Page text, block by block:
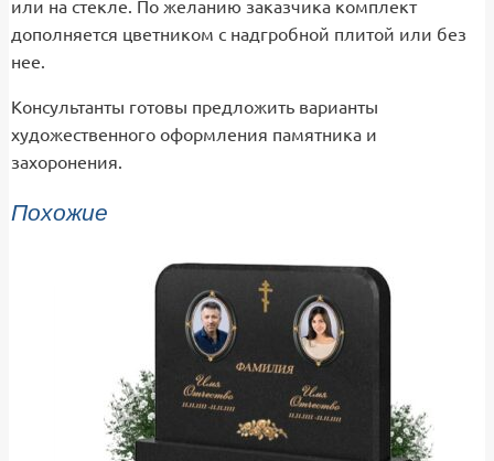
или на стекле. По желанию заказчика комплект
дополняется цветником с надгробной плитой или без
нее.
Консультанты готовы предложить варианты
художественного оформления памятника и
захоронения.
Похожие